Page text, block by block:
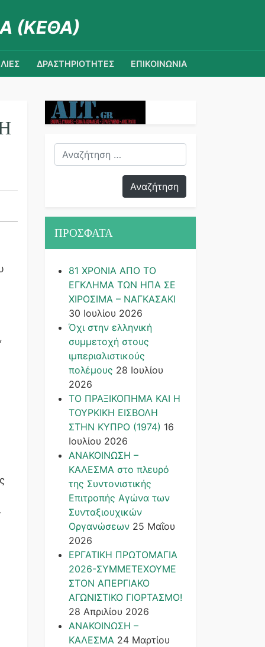
(ΚΕΘΑ)
ΔΡΑΣΤΗΡΙΟΤΗΤΕΣ ΕΠΙΚΟΙΝΩΝΙΑ
ΠΡΟΣΦΑΤΑ
81 ΧΡΟΝΙΑ ΑΠΟ ΤΟ
ΕΓΚΛΗΜΑ ΤΩΝ ΗΠΑ ΣΕ
ΧΙΡΟΣΙΜΑ – ΝΑΓΚΑΣΑΚΙ
30 Ιουλίου 2026
Όχι στην ελληνική
συμμετοχή στους
ιμπεριαλιστικούς
πολέμους 28 Ιουλίου
2026
ΤΟ ΠΡΑΞΙΚΟΠΗΜΑ ΚΑΙ H
ΤΟΥΡΚΙΚΗ ΕΙΣΒΟΛΗ
ΣΤΗΝ ΚΥΠΡΟ (1974) 16
Ιουλίου 2026
ΑΝΑΚΟΙΝΩΣΗ –
ΚΑΛΕΣΜΑ στο πλευρό
της Συντονιστικής
Επιτροπής Αγώνα των
Συνταξιουχικών
Οργανώσεων 25 Μαΐου
2026
ΕΡΓΑΤΙΚΗ ΠΡΩΤΟΜΑΓΙΑ
2026-ΣΥΜΜΕΤΕΧΟΥΜΕ
ΣΤΟΝ ΑΠΕΡΓΙΑΚΟ
ΑΓΩΝΙΣΤΙΚΟ ΓΙΟΡΤΑΣΜΟ!
28 Απριλίου 2026
ΑΝΑΚΟΙΝΩΣΗ –
ΚΑΛΕΣΜΑ 24 Μαρτίου